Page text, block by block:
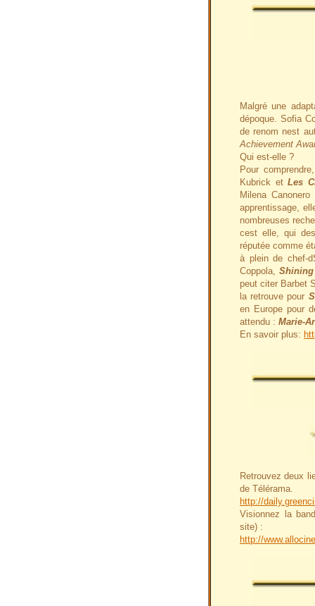
Malgré une
dépoque. Sofia
de renom nest
Achievement
Qui est-elle ?
Pour
Kubrick etLes
Milena
apprentissage,
nombreuses
cest elle, qui
réputée comme
à plein de chef-
Coppola,Shining
peut citer Barbet
la retrouve pour
en Europe pour
attendu : Marie-
En savoir plus:
Retrouvez deux
de Télérama.
http://
Visionnez la
site) :
http://